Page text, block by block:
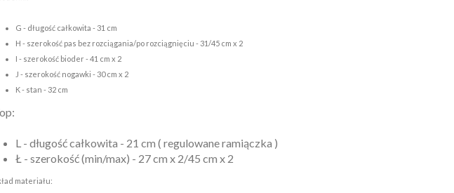
G - długość całkowita - 31 cm
H - szerokość pas bez rozciągania/po rozciągnięciu - 31/45 cm x 2
I - szerokość bioder - 41 cm x 2
J - szerokość nogawki - 30 cm x 2
K - stan - 32 cm
L - długość całkowita - 21 cm ( regulowane ramiączka )
Ł - szerokość (min/max) - 27 cm x 2/45 cm x 2
materiału: